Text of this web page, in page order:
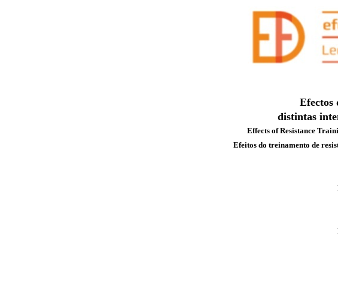
Efectos
distintas
Effects of Resistance
Efeitos do treinamento de